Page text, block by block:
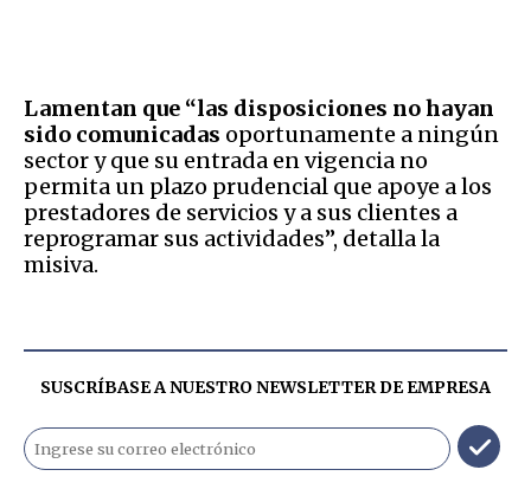
Lamentan que “las disposiciones no hayan
sido comunicadas oportunamente a ningún
sector y que su entrada en vigencia no
permita un plazo prudencial que apoye a los
prestadores de servicios y a sus clientes a
reprogramar sus actividades”, detalla la
misiva.
SUSCRÍBASE A NUESTRO NEWSLETTER DEEMPRESA